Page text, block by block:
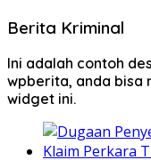
Berita Kriminal
Ini adalah contoh
wpberita, anda bisa
widget ini.